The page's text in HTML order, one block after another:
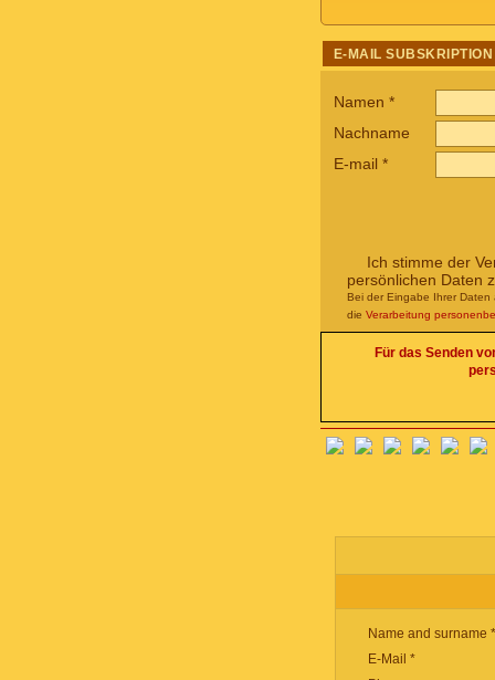
E-MAIL SUBSKRIPTION
Namen *
Nachname
E-mail *
Ich stimme der
persönlichen Daten
Bei der Eingabe Ihrer Daten
die Verarbeitung
Für das Senden
Name and surname *
E-Mail *